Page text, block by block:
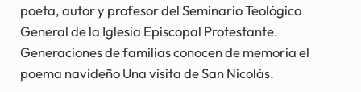
poeta, autor y profesor del Seminario Teológico
General de la Iglesia Episcopal Protestante.
Generaciones de familias conocen de memoria el
poema navideño Una visita de San Nicolás.